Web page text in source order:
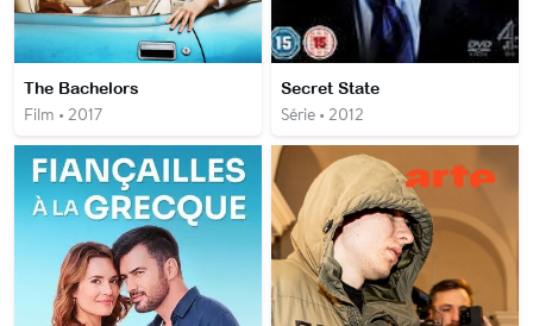
The Bachelors
Film • 2017
Secret State
Série • 2012